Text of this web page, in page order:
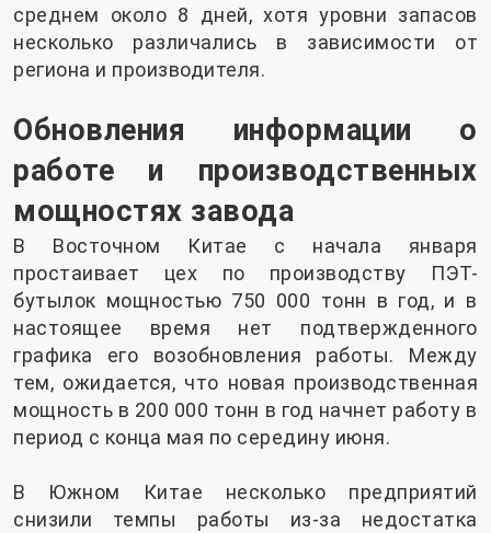
среднем около 8 дней, хотя уровни запасов
несколько различались в зависимости от
региона и производителя.
Обновления информации о
работе и производственных
мощностях завода
В Восточном Китае с начала января
простаивает цех по производству ПЭТ-
бутылок мощностью 750 000 тонн в год, и в
настоящее время нет подтвержденного
графика его возобновления работы. Между
тем, ожидается, что новая производственная
мощность в 200 000 тонн в год начнет работу в
период с конца мая по середину июня.
В Южном Китае несколько предприятий
снизили темпы работы из-за недостатка